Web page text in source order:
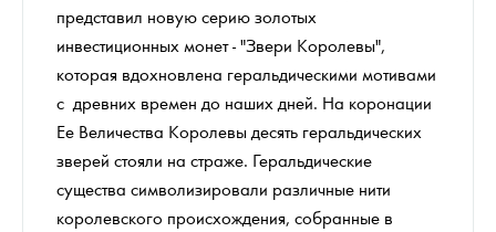
представил новую серию золотых
инвестиционных монет - "Звери Королевы",
которая вдохновлена геральдическими мотивами
с древних времен до наших дней. На коронации
Ее Величества Королевы десять геральдических
зверей стояли на страже. Геральдические
существа символизировали различные нити
королевского происхождения, собранные в